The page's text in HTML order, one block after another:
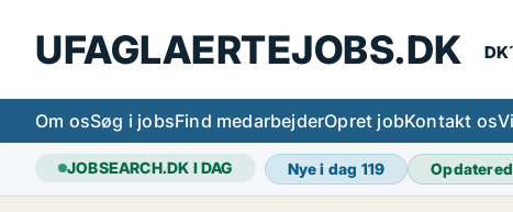
UFAGLAERTEJOBS.DK
Om osSøg i jobsFind medarbejderOpret jobKontakt os
JOBSEARCH.DK I DAG Nye i dag 119